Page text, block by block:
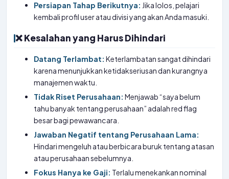
Persiapan Tahap Berikutnya: Jika lolos, pelajari
kembali profil user atau divisi yang akan Anda masuki.
❌ Kesalahan yang Harus Dihindari
Datang Terlambat: Keterlambatan sangat dihindari
karena menunjukkan ketidakseriusan dan kurangnya
manajemen waktu.
Tidak Riset Perusahaan: Menjawab “saya belum
tahu banyak tentang perusahaan” adalah red flag
besar bagi pewawancara.
Jawaban Negatif tentang Perusahaan Lama:
Hindari mengeluh atau berbicara buruk tentang atasan
atau perusahaan sebelumnya.
Fokus Hanya ke Gaji: Terlalu menekankan nominal